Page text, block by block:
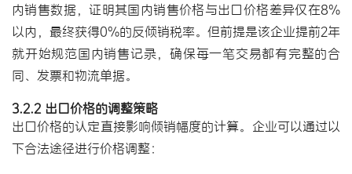
内销售数据，证明其国内销售价格与出口价格差异仅在8%
以内，最终获得0%的反倾销税率。但前提是该企业提前2年
就开始规范国内销售记录，确保每一笔交易都有完整的合
同、发票和物流单据。
3.2.2 出口价格的调整策略
出口价格的认定直接影响倾销幅度的计算。企业可以通过以
下合法途径进行价格调整：